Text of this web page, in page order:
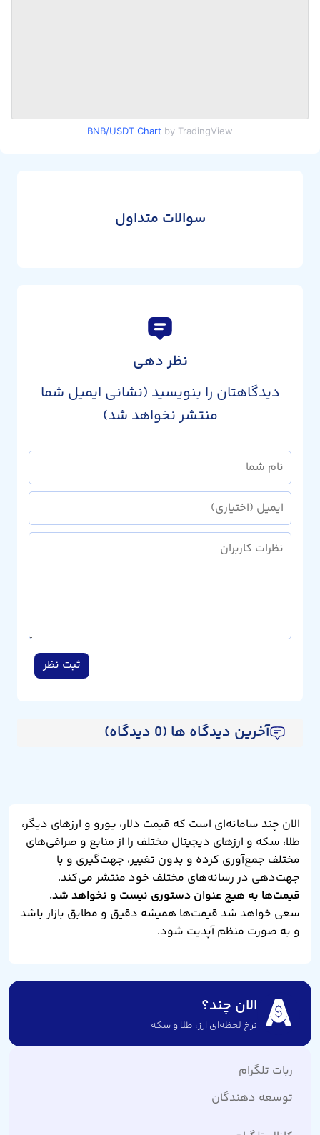
BNB/USDT Chart by TradingView
سوالات متداول
نظر دهی
دیدگاهتان را بنویسید (نشانی ایمیل شما
منتشر نخواهد شد)
ثبت نظر
آخرین دیدگاه ها (0 دیدگاه)
الان چند سامانه‌ای است که قیمت دلار، یورو و ارزهای دیگر،
طلا، سکه و ارزهای دیجیتال مختلف را از منابع و صرافی‌های
مختلف جمع‌آوری کرده و بدون تغییر، جهت‌گیری و با
جهت‌دهی در رسانه‌های مختلف خود منتشر می‌کند.
قیمت‌ها به هیچ عنوان دستوری نیست و نخواهد شد.
سعی خواهد شد قیمت‌ها همیشه دقیق و مطابق بازار باشد
و به صورت منظم آپدیت شود.
الان چند؟
نرخ لحظه‌ای ارز،‌ طلا و سکه
ربات تلگرام
توسعه دهندگان